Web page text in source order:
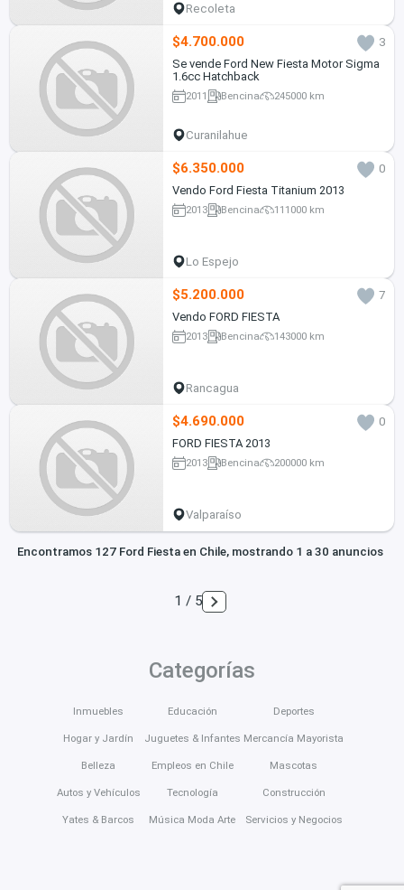
Recoleta
$4.700.000
3
Se vende Ford New Fiesta Motor Sigma
1.6cc Hatchback
2011 Bencina 245000 km
Curanilahue
$6.350.000
0
Vendo Ford Fiesta Titanium 2013
2013 Bencina 111000 km
Lo Espejo
$5.200.000
7
Vendo FORD FIESTA
2013 Bencina 143000 km
Rancagua
$4.690.000
0
FORD FIESTA 2013
2013 Bencina 200000 km
Valparaíso
Encontramos 127 Ford Fiesta en Chile, mostrando 1 a 30 anuncios
1 / 5
Categorías
Inmuebles
Hogar y Jardín
Belleza
Autos y Vehículos
Yates & Barcos
Educación
Juguetes & Infantes
Empleos en Chile
Tecnología
Música Moda Arte
Deportes
Mercancía Mayorista
Mascotas
Construcción
Servicios y Negocios